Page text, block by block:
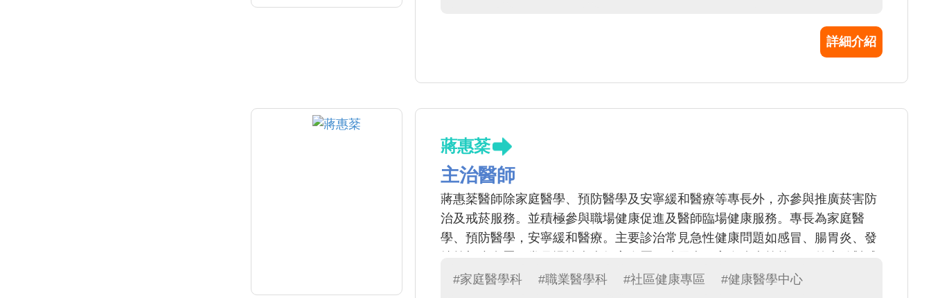
詳細介紹
蔣惠棻
主治醫師
蔣惠棻醫師除家庭醫學、預防醫學及安寧緩和醫療等專長外，亦參與推廣菸害防
治及戒菸服務。並積極參與職場健康促進及醫師臨場健康服務。專長為家庭醫
學、預防醫學，安寧緩和醫療。主要診治常見急性健康問題如感冒、腸胃炎、發
菸方面提供衛教及諮詢。
#家庭醫學科 #職業醫學科 #社區健康專區 #健康醫學中心